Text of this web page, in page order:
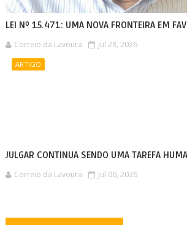
LEI Nº 15.471: UMA NOVA FRONTEIRA EM
Correio da Lavoura Jul 28, 2026
ARTIGO
JULGAR CONTINUA SENDO UMA TAREFA
Correio da Lavoura Jul 06, 2026